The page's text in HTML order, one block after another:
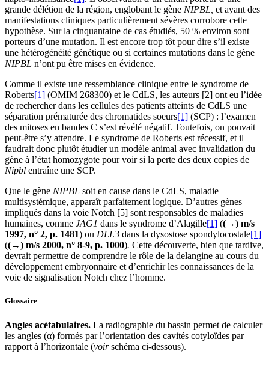
grande délétion de la région, englobant le gène NIPBL, et ayant des
manifestations cliniques particulièrement sévères corrobore cette
hypothèse. Sur la cinquantaine de cas étudiés, 50 % environ sont
porteurs d’une mutation. Il est encore trop tôt pour dire s’il existe
une hétérogénéité génétique ou si certaines mutations dans le gène
NIPBL n’ont pu être mises en évidence.
Comme il existe une ressemblance clinique entre le syndrome de
Roberts[1] (OMIM 268300) et le CdLS, les auteurs [2] ont eu l’idée
de rechercher dans les cellules des patients atteints de CdLS une
séparation prématurée des chromatides soeurs[1] (SCP) : l’examen
des mitoses en bandes C s’est révélé négatif. Toutefois, on pouvait
peut-être s’y attendre. Le syndrome de Roberts est récessif, et il
faudrait donc plutôt étudier un modèle animal avec invalidation du
gène à l’état homozygote pour voir si la perte des deux copies de
Nipbl entraîne une SCP.
Que le gène NIPBL soit en cause dans le CdLS, maladie
multisystémique, apparaît parfaitement logique. D’autres gènes
impliqués dans la voie Notch [5] sont responsables de maladies
humaines, comme JAG1 dans le syndrome d’Alagille[1] ((→) m/s
1997, n° 2, p. 1481) ou DLL3 dans la dysostose spondylocostale[1]
((→) m/s 2000, n° 8-9, p. 1000). Cette découverte, bien que tardive,
devrait permettre de comprendre le rôle de la delangine au cours du
développement embryonnaire et d’enrichir les connaissances de la
voie de signalisation Notch chez l’homme.
Glossaire
Angles acétabulaires. La radiographie du bassin permet de calculer
les angles (α) formés par l’orientation des cavités cotyloïdes par
rapport à l’horizontale (voirschéma ci-dessous).